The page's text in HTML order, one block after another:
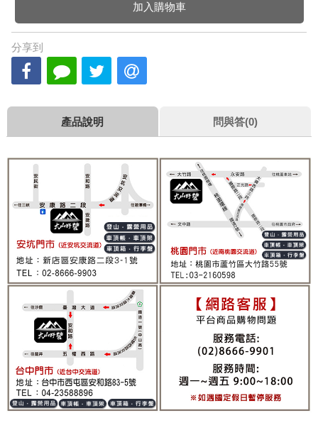
加入購物車
分享到
產品說明 問與答(0)